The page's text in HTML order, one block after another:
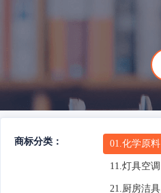
商标分类： 01.化学原料
11.灯具空调
21.厨房洁具